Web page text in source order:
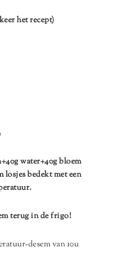
het recept)
water+40g bloem
losjes bedekt met een
terug in de frigo!
desem van 10u